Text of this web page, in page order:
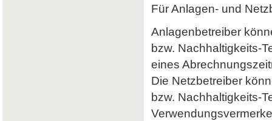
Für Anlagen- und
Anlagenbetreiber
bzw. Nachhaltigkeits-
eines
Die Netzbetreiber
bzw. Nachhaltigkeits-